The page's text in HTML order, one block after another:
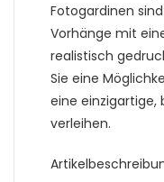
Fotogardinen
Vorhänge mit
realistisch
Sie eine
eine einzigartige,
verleihen.